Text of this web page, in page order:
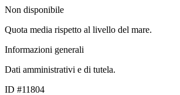
Non disponibile
Quota media rispetto al livello del mare.
Informazioni generali
Dati amministrativi e di tutela.
ID #11804